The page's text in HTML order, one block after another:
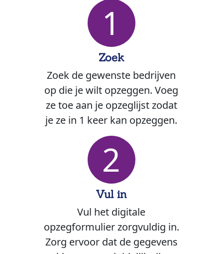
1
Zoek
Zoek de gewenste bedrijven
op die je wilt opzeggen. Voeg
ze toe aan je opzeglijst zodat
je ze in 1 keer kan opzeggen.
2
Vul in
Vul het digitale
opzegformulier zorgvuldig in.
Zorg ervoor dat de gegevens